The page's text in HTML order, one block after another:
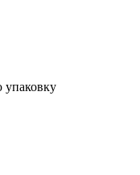
упаковку